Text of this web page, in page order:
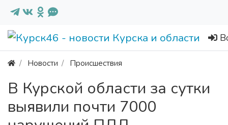
Новости Происшествия
В Курской области за сутки
выявили почти 7000